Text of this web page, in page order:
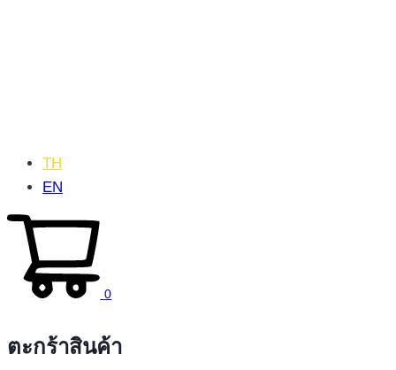
TH
EN
0
ตะกร้าสินค้า